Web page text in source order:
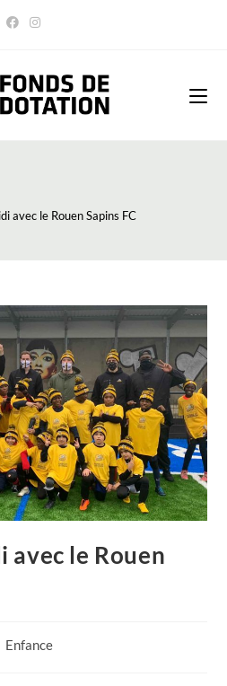
avec le Rouen Sapins FC
avec le Rouen
Enfance